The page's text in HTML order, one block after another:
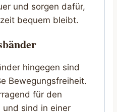
und sorgen dafür,
bequem bleibt.
hingegen sind
Bewegungsfreiheit.
für den
und sind in einer